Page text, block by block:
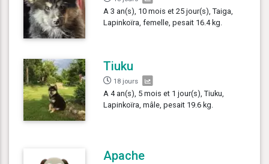
A 3 an(s), 10 mois et 25 jour(s), Taiga,
Lapinkoïra, femelle, pesait 16.4 kg.
Tiuku
18 jours
A 4 an(s), 5 mois et 1 jour(s), Tiuku,
Lapinkoïra, mâle, pesait 19.6 kg.
Apache